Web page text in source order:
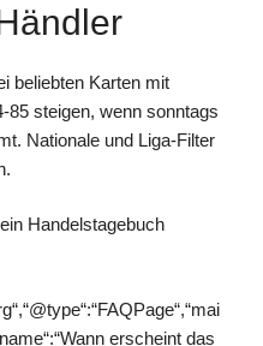
beliebten Karten mit
85 steigen, wenn sonntags
Nationale und Liga-Filter
Handelstagebuch
erscheint das